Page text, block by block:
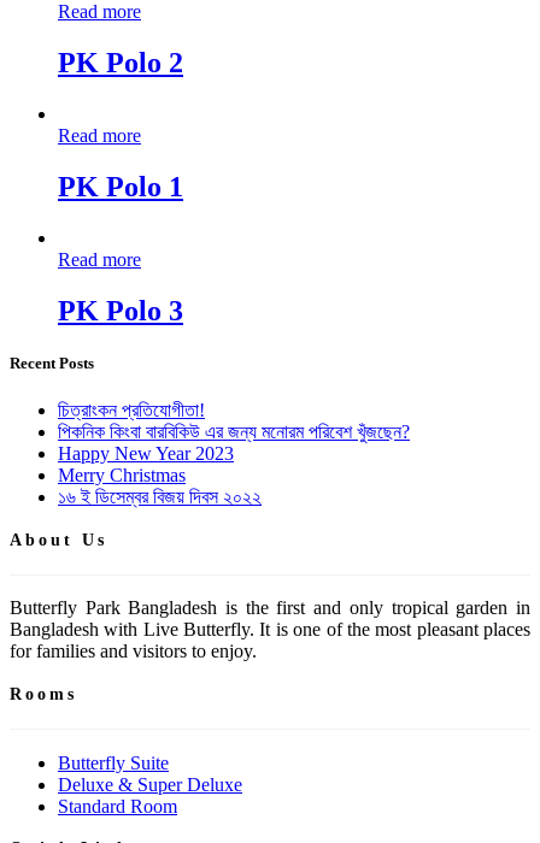
Read more
PK Polo 2
Read more
PK Polo 1
Read more
PK Polo 3
Recent Posts
চিত্রাংকন প্রতিযোগীতা!
পিকনিক কিংবা বারবিকিউ এর জন্য মনোরম পরিবেশ খুঁজছেন?
Happy New Year 2023
Merry Christmas
১৬ ই ডিসেম্বর বিজয় দিবস ২০২২
About Us
Butterfly Park Bangladesh is the first and only tropical garden in
Bangladesh with Live Butterfly. It is one of the most pleasant places
for families and visitors to enjoy.
Rooms
Butterfly Suite
Deluxe & Super Deluxe
Standard Room